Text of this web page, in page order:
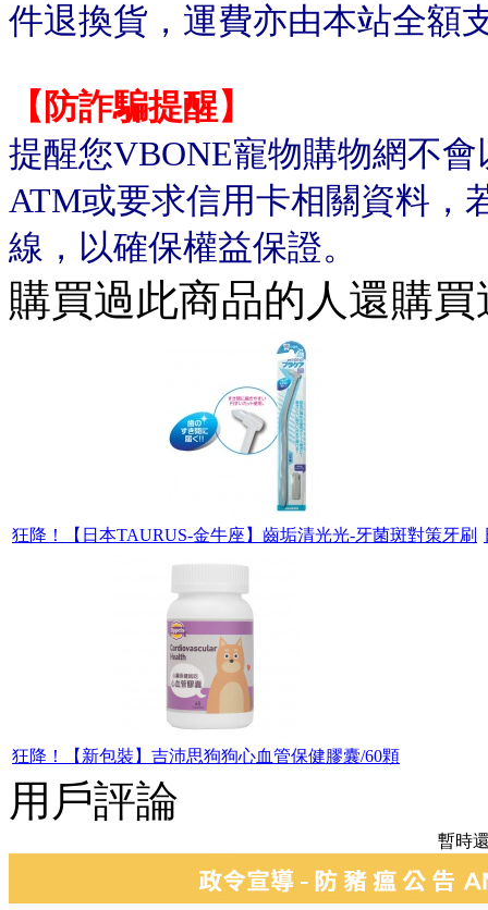
件退換貨，運費亦由本站全額
【防詐騙提醒】
提醒您VBONE寵物購物網不
ATM或要求信用卡相關資料，
線，以確保權益保證。
購買過此商品的人還購買
狂降！【日本TAURUS-金牛座】齒垢清光光-牙菌斑對策牙刷
狂降！【新包裝】吉沛思狗狗心血管保健膠囊/60顆
用戶評論
暫時